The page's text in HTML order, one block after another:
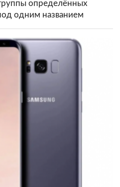
определённых
одним названием